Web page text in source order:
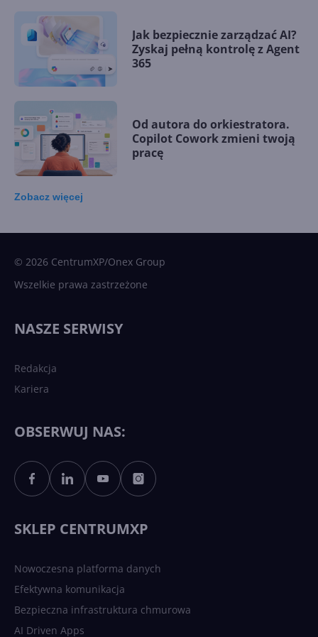
Jak bezpiecznie zarządzać AI?
Zyskaj pełną kontrolę z Agent
365
Od autora do orkiestratora.
Copilot Cowork zmieni twoją
pracę
Sztuczna inteligencja po
polsku. Dość barier
Zobacz więcej
© 2026 CentrumXP/Onex Group
Wszelkie prawa zastrzeżone
NASZE SERWISY
Redakcja
Kariera
OBSERWUJ NAS:
SKLEP CENTRUMXP
Nowoczesna platforma danych
Efektywna komunikacja
Bezpieczna infrastruktura chmurowa
AI Driven Apps